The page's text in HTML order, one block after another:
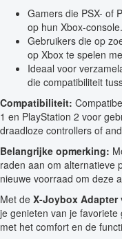
Gamers die PSX- of
op hun Xbox-console.
Gebruikers die op
op Xbox te spelen
Ideaal voor
die compatibiliteit
Compatibiliteit:
1 en PlayStation 2 voor
draadloze controllers of
Belangrijke opmerking:
raden aan om alternatieve
nieuwe voorraad om deze
Met de X-Joybox Adapter
je genieten van je
met het comfort en de